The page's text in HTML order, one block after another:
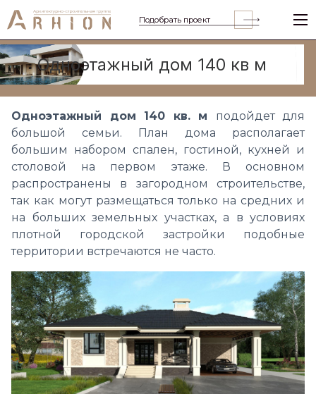
Подобрать проект
Одноэтажный дом 140 кв м
Одноэтажный дом 140 кв. м подойдет для
большой семьи. План дома располагает
большим набором спален, гостиной, кухней и
столовой на первом этаже. В основном
распространены в загородном строительстве,
так как могут размещаться только на средних и
на больших земельных участках, а в условиях
плотной городской застройки подобные
территории встречаются не часто.